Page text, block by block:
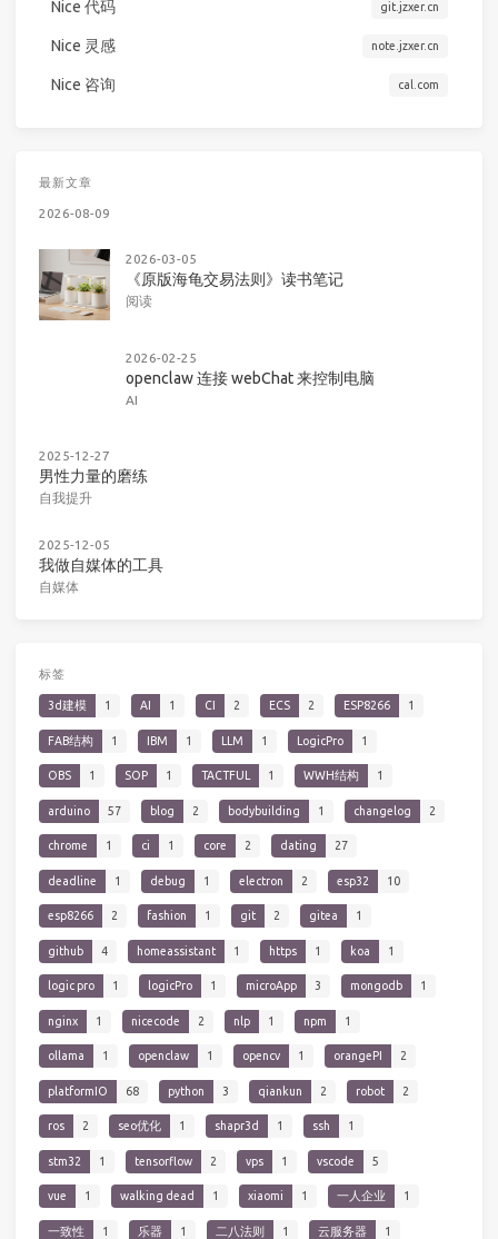
Nice 代码 git.jzxer.cn
Nice 灵感 note.jzxer.cn
Nice 咨询 cal.com
最新文章
2026-08-09
2026-03-05
《原版海龟交易法则》读书笔记
阅读
2026-02-25
openclaw 连接 webChat 来控制电脑
AI
2025-12-27
男性力量的磨练
自我提升
2025-12-05
我做自媒体的工具
自媒体
标签
3d建模 1 AI 1 CI 2 ECS 2 ESP8266 1
FAB结构 1 IBM 1 LLM 1 LogicPro 1
OBS 1 SOP 1 TACTFUL 1 WWH结构 1
arduino 57 blog 2 bodybuilding 1 changelog 2
chrome 1 ci 1 core 2 dating 27
deadline 1 debug 1 electron 2 esp32 10
esp8266 2 fashion 1 git 2 gitea 1
github 4 homeassistant 1 https 1 koa 1
logic pro 1 logicPro 1 microApp 3 mongodb 1
nginx 1 nicecode 2 nlp 1 npm 1
ollama 1 openclaw 1 opencv 1 orangePI 2
platformIO 68 python 3 qiankun 2 robot 2
ros 2 seo优化 1 shapr3d 1 ssh 1
stm32 1 tensorflow 2 vps 1 vscode 5
vue 1 walking dead 1 xiaomi 1 一人企业 1
一致性 1 乐器 1 二八法则 1 云服务器 1